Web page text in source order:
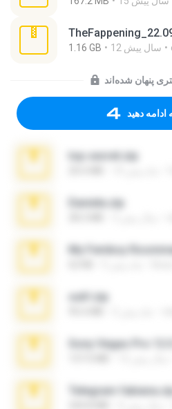
1.16 GB 12 سال پیش
پنهان شده‌اند
ادامه دهید
top secret.zip
Daniela.zip
My Femboy
ouh!.zip
Telegram